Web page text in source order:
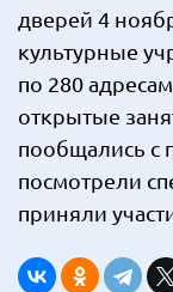
дверей 4
культурные
по 280
открытые
пообщались с
посмотрели
приняли